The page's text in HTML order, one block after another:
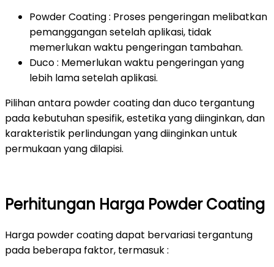
Powder Coating : Proses pengeringan melibatkan
pemanggangan setelah aplikasi, tidak
memerlukan waktu pengeringan tambahan.
Duco : Memerlukan waktu pengeringan yang
lebih lama setelah aplikasi.
Pilihan antara powder coating dan duco tergantung
pada kebutuhan spesifik, estetika yang diinginkan, dan
karakteristik perlindungan yang diinginkan untuk
permukaan yang dilapisi.
Perhitungan Harga Powder Coating
Harga powder coating dapat bervariasi tergantung
pada beberapa faktor, termasuk :